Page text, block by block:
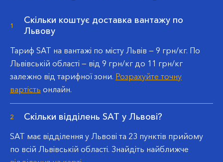
1
Скільки коштує доставка вантажу по
Львову
Тариф SAT на вантажі по місту Львів — 9 грн/кг. По
Львівській області — від 9 грн/кг до 11 грн/кг
залежно від тарифної зони. Розрахуйте точну
вартість онлайн.
2 Скільки відділень SAT у Львові?
SAT має відділення у Львові та 23 пунктів прийому
по всій Львівській області. Знайдіть найближче